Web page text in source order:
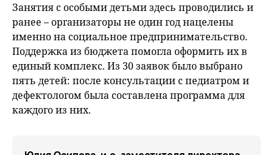
Занятия с особыми детьми здесь проводились и
ранее – организаторы не один год нацелены
именно на социальное предпринимательство.
Поддержка из бюджета помогла оформить их в
единый комплекс. Из 30 заявок было выбрано
пять детей: после консультации с педиатром и
дефектологом была составлена программа для
каждого из них.